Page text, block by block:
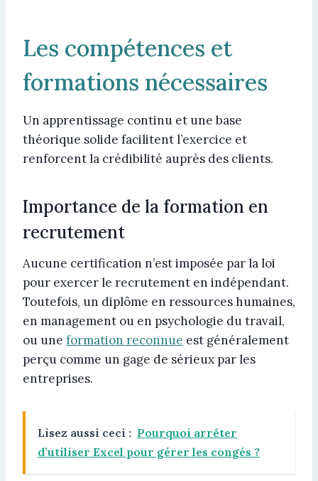
Les compétences et
formations nécessaires
Un apprentissage continu et une base
théorique solide facilitent l’exercice et
renforcent la crédibilité auprès des clients.
Importance de la formation en
recrutement
Aucune certification n’est imposée par la loi
pour exercer le recrutement en indépendant.
Toutefois, un diplôme en ressources humaines,
en management ou en psychologie du travail,
ou une formation reconnue est généralement
perçu comme un gage de sérieux par les
entreprises.
Lisez aussi ceci : Pourquoi arrêter
d’utiliser Excel pour gérer les congés ?